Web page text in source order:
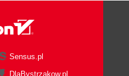
Sensus.pl
DlaBystrzakow.pl